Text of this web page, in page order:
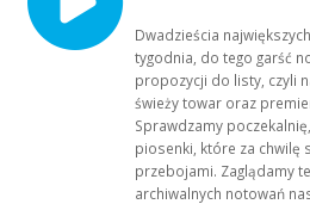
Dwadzieścia
tygodnia, do tego garść
propozycji do listy, czyli
świeży towar oraz
Sprawdzamy
piosenki, które za chwilę
przebojami. Zaglądamy
archiwalnych notowań